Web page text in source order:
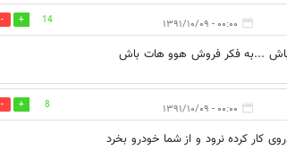
۰۰:۰۰ - ۱۳۹۱/۱۰/۰۹ 14
نباش ...به فكر فروش هوو هات باش
۰۰:۰۰ - ۱۳۹۱/۱۰/۰۹ 8
کار کرده نرود و از شما خودرو بخرد